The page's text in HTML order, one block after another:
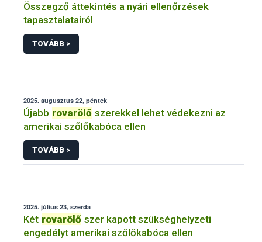
Összegző áttekintés a nyári ellenőrzések
tapasztalatairól
TOVÁBB >
2025. augusztus 22, péntek
Újabb rovarölő szerekkel lehet védekezni az
amerikai szőlőkabóca ellen
TOVÁBB >
2025. július 23, szerda
Két rovarölő szer kapott szükséghelyzeti
engedélyt amerikai szőlőkabóca ellen